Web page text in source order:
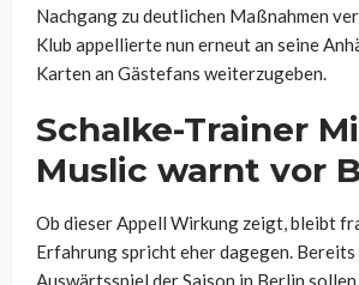
Nachgang zu deutlichen Maßnahmen
Klub appellierte nun erneut an seine
Karten an Gästefans weiterzugeben.
Schalke-Trainer
Muslic warnt vor
Ob dieser Appell Wirkung zeigt, bleibt
Erfahrung spricht eher dagegen. Bereits
Auswärtsspiel der Saison in Berlin